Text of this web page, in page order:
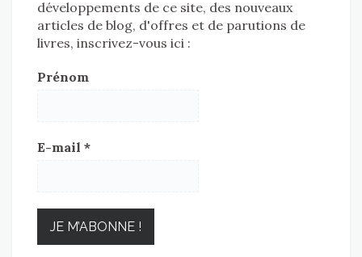
développements de ce site, des nouveaux
articles de blog, d'offres et de parutions de
livres, inscrivez-vous ici :
Prénom
E-mail *